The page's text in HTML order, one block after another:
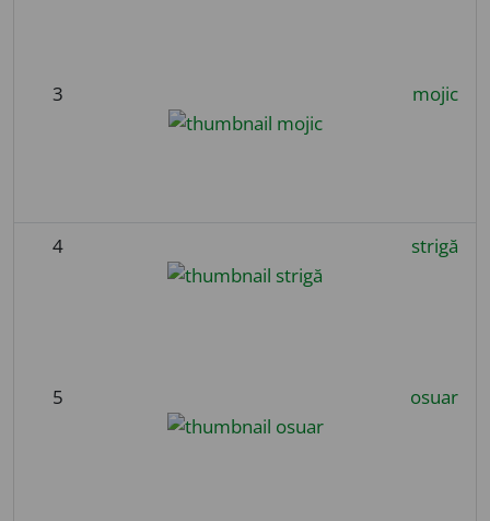
3 mojic
4 strigă
5 osuar